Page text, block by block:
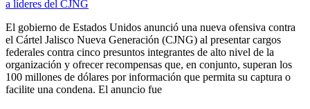
El gobierno de Estados Unidos anunció una nueva ofensiva contra
el Cártel Jalisco Nueva Generación (CJNG) al presentar cargos
federales contra cinco presuntos integrantes de alto nivel de la
organización y ofrecer recompensas que, en conjunto, superan los
100 millones de dólares por información que permita su captura o
facilite una condena. El anuncio fue